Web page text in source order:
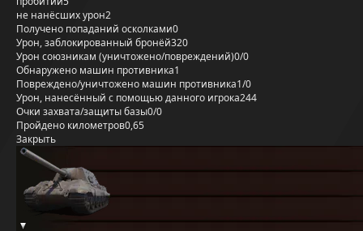
не нанёсших урон2
Получено попаданий осколками0
Урон, заблокированный бронёй320
Урон союзникам (уничтожено/повреждений)0/0
Обнаружено машин противника1
Повреждено/уничтожено машин противника1/0
Урон, нанесённый с помощью данного игрока244
Очки захвата/защиты базы0/0
Пройдено километров0,65
Закрыть